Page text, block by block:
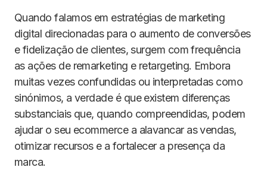
Quando falamos em estratégias de marketing
digital direcionadas para o aumento de conversões
e fidelização de clientes, surgem com frequência
as ações de remarketing e retargeting. Embora
muitas vezes confundidas ou interpretadas como
sinónimos, a verdade é que existem diferenças
substanciais que, quando compreendidas, podem
ajudar o seu ecommerce a alavancar as vendas,
otimizar recursos e a fortalecer a presença da
marca.